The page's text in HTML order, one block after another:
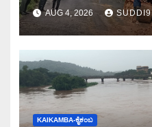
AUG 4, 2026 SUDDI9
KAIKAMBA-ಕೈಕಂಬ